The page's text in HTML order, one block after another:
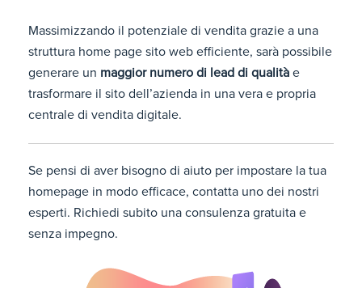
Massimizzando il potenziale di vendita grazie a una
struttura home page sito web efficiente, sarà possibile
generare un maggior numero di lead di qualità e
trasformare il sito dell’azienda in una vera e propria
centrale di vendita digitale.
Se pensi di aver bisogno di aiuto per impostare la tua
homepage in modo efficace, contatta uno dei nostri
esperti. Richiedi subito una consulenza gratuita e
senza impegno.